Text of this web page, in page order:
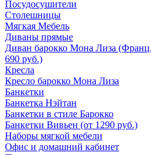
Посудосушители
Столешницы
Мягкая Мебель
Диваны прямые
Диван барокко Мона Лиза
690 руб.)
Кресла
Кресло барокко Мона Лиза
Банкетки
Банкетка Нэйтан
Банкетки в стиле Барокко
Банкетки Вивьен (от 1290 руб.)
Наборы мягкой мебели
Офис и домашний кабинет